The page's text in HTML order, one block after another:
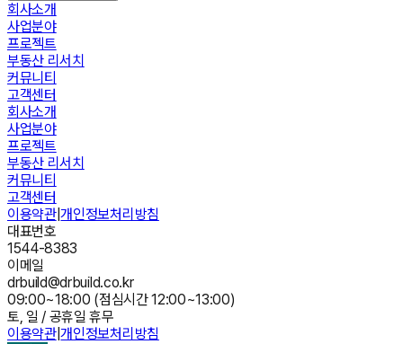
회사소개
사업분야
프로젝트
부동산 리서치
커뮤니티
고객센터
회사소개
사업분야
프로젝트
부동산 리서치
커뮤니티
고객센터
이용약관|개인정보처리방침
대표번호
1544-8383
이메일
drbuild@drbuild.co.kr
09:00~18:00 (점심시간 12:00~13:00)
토, 일 / 공휴일 휴무
이용약관|개인정보처리방침